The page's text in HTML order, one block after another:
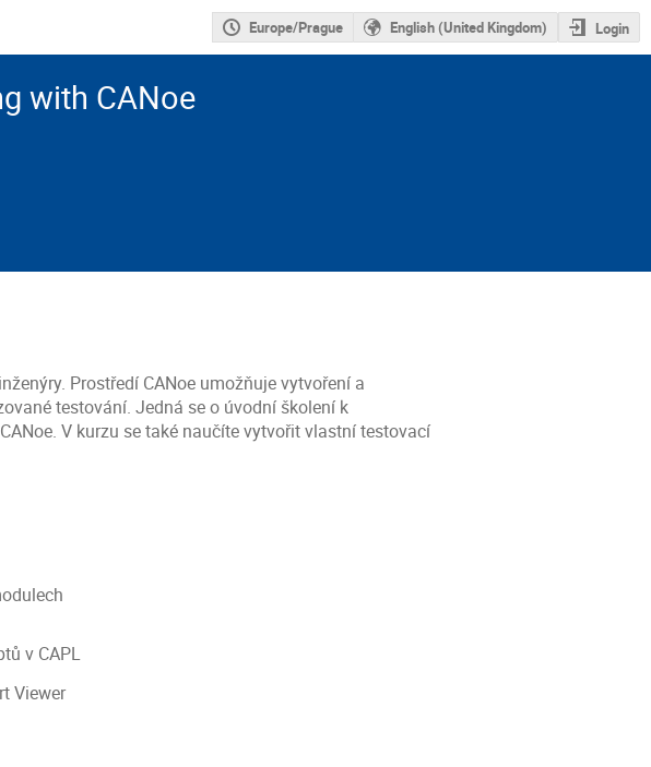
Europe/Prague English (United Kingdom) Login
with CANoe
Prostředí CANoe umožňuje vytvoření a
testování. Jedná se o úvodní školení k
V kurzu se také naučíte vytvořit vlastní testovací
v CAPL
Viewer